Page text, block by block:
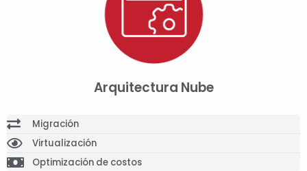
Arquitectura Nube
Migración
Virtualización
Optimización de costos